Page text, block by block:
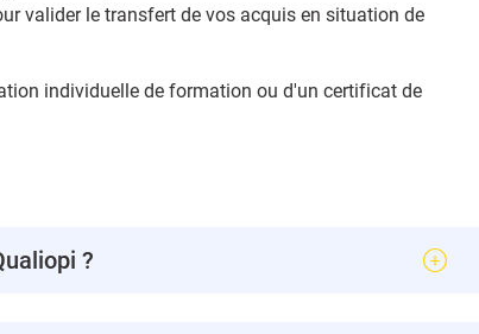
valider le transfert de vos acquis en situation de
individuelle de formation ou d'un certificat de
?